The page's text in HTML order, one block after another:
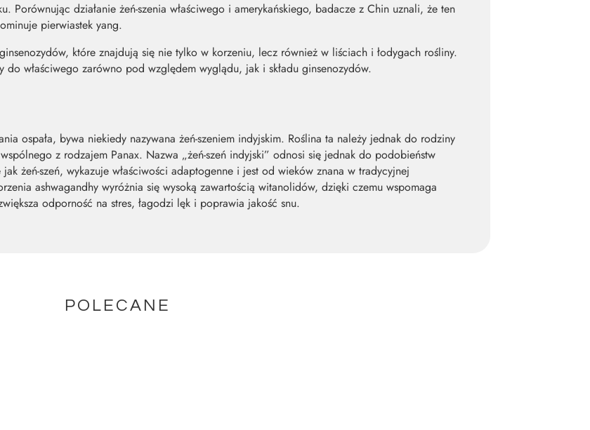
Porównując działanie żeń-szenia właściwego i amerykańskiego, badacze z Chin uznali, że ten
pierwiastek yang.
które znajdują się nie tylko w korzeniu, lecz również w liściach i łodygach rośliny.
do właściwego zarówno pod względem wyglądu, jak i składu ginsenozydów.
ospała, bywa niekiedy nazywana żeń-szeniem indyjskim. Roślina ta należy jednak do rodziny
z rodzajem Panax. Nazwa „żeń-szeń indyjski” odnosi się jednak do podobieństw
żeń-szeń, wykazuje właściwości adaptogenne i jest od wieków znana w tradycyjnej
ashwagandhy wyróżnia się wysoką zawartością witanolidów, dzięki czemu wspomaga
odporność na stres, łagodzi lęk i poprawia jakość snu.
POLECANE